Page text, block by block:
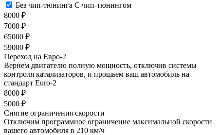
Без чип-тюнинга С чип-тюнингом
8000 ₽
7000 ₽
65000 ₽
59000 ₽
Переход на Евро-2
Вернем двигателю полную мощность, отключив системы
контроля катализаторов, и прошьем ваш автомобиль на
стандарт Euro-2
8000 ₽
5000 ₽
Снятие ограничения скорости
Отключим программное ограничение максимальной скорости
вашего автомобиля в 210 км/ч